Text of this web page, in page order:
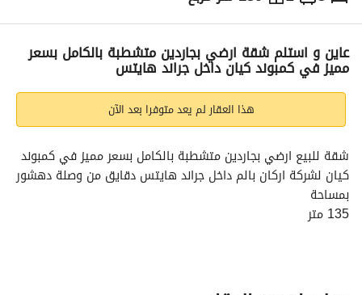
ج.م7,500,000
التفاصيل الاتجاهات والمؤشرات رهن عقاري
عاين و استلم شقة ارضي بجاردين متشطبة بالكامل بسعر
مميز في كمبوند كيان داخل جراند هايتس
هذا العقار لم يعد متوفرا بعد الآن
كيان لشركة اركان بالم داخل جراند هايتس دقايق من وصلة دهشور
بمساحة
135 متر